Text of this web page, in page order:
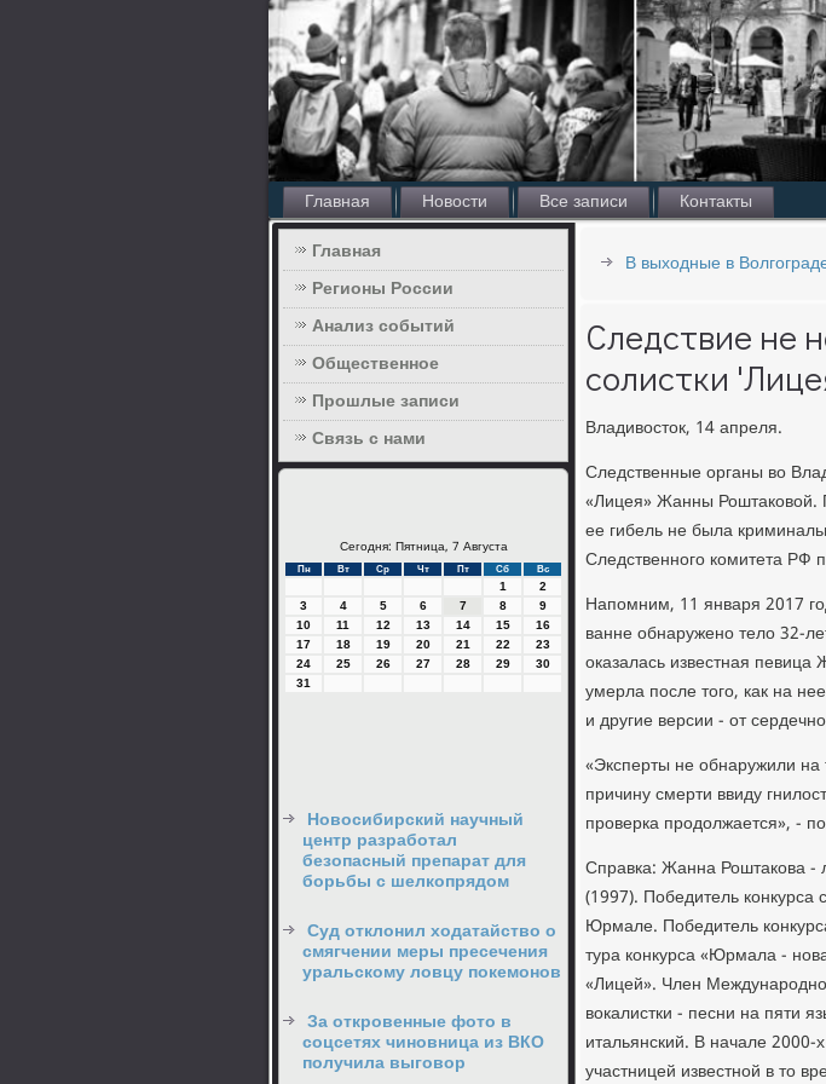
Главная Новости Все записи
Контакты
Главная
Регионы России
Анализ событий
Общественное
Прошлые записи
Связь с нами
Сегодня: Пятница, 7 Августа
Пн Вт Ср Чт Пт Сб Вс
1
2
3
4 5 6 7 8
9
10
11 12 13 14 15
16
17
18 19 20 21 22
23
24
25 26 27 28 29
30
31
Новосибирский научный
центр разработал
безопасный препарат для
борьбы с шелкопрядом
Суд отклонил ходатайство о
смягчении меры пресечения
уральскому ловцу покемонов
За откровенные фото в
соцсетях чиновница из ВКО
получила выговор
В выходные в
Следствие не
солистки
Владивосток, 14 апреля.
Следственные органы во
«Лицея» Жанны Роштаковой.
ее гибель не была
Следственного комитета РФ
Напомним, 11 января 2017
ванне обнаружено тело 32-
оказалась известная
умерла после того, как на
и другие версии - от
«Эксперты не обнаружили
причину смерти ввиду
проверка продолжается», -
Справка: Жанна Роштакова -
(1997). Победитель конкурса
Юрмале. Победитель
тура конкурса «Юрмала -
«Лицей». Член
вокалистки - песни на пяти
итальянский. В начале
участницей известной в то